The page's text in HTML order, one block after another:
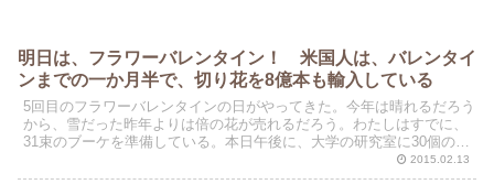
明日は、フラワーバレンタイン！ 米国人は、バレンタイ
ンまでの一か月半で、切り花を8億本も輸入している
5回目のフラワーバレンタインの日がやってきた。今年は晴れるだろう
から、雪だった昨年よりは倍の花が売れるだろう。わたしはすでに、
31束のブーケを準備している。本日午後に、大学の研究室に30個の花
2015.02.13